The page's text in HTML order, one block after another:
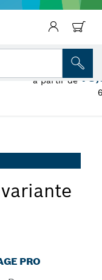
PRO
PRO Impact
à partir de